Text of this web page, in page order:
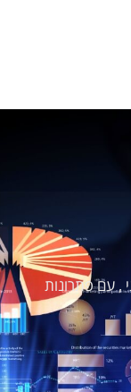
, עם פתרונות